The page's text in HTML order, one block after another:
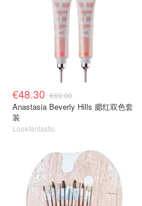
€48.30 €69.00
Anastasia Beverly Hills 腮红双色套
装
Lookfantastic